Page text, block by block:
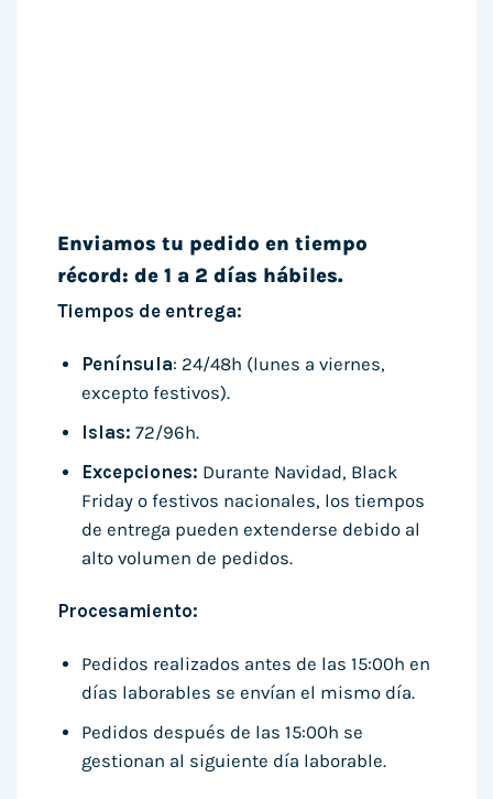
Enviamos tu pedido en tiempo
récord: de 1 a 2 días hábiles.
Tiempos de entrega:
Península: 24/48h (lunes a viernes,
excepto festivos).
Islas: 72/96h.
Excepciones: Durante Navidad, Black
Friday o festivos nacionales, los tiempos
de entrega pueden extenderse debido al
alto volumen de pedidos.
Procesamiento:
Pedidos realizados antes de las 15:00h en
días laborables se envían el mismo día.
Pedidos después de las 15:00h se
gestionan al siguiente día laborable.